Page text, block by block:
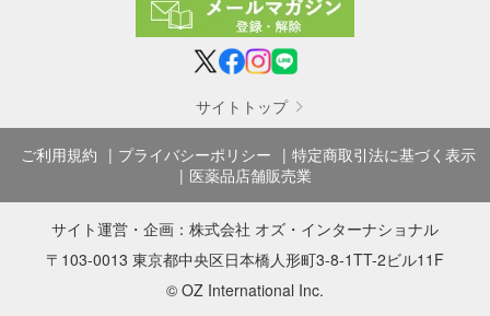
サイトトップ
ご利用規約 プライバシーポリシー
特定商取引法に基づく表示
医薬品店舗販売業
サイト運営・企画： 株式会社 オズ・インターナショナル
〒103-0013 東京都中央区日本橋人形町3-8-1TT-2ビル11F
© OZ International Inc.